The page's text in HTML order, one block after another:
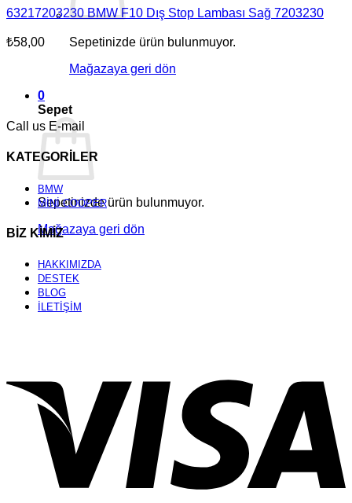
Sepetinizde ürün bulunmuyor.
Mağazaya geri dön
0
Sepet
Sepetinizde ürün bulunmuyor.
Mağazaya geri dön
63217203230 BMW F10 Dış Stop Lambası Sağ 7203230
₺58,00
Call us E-mail
KATEGORİLER
BMW
MİNİ COOPER
BİZ KİMİZ
HAKKIMIZDA
DESTEK
BLOG
İLETİŞİM